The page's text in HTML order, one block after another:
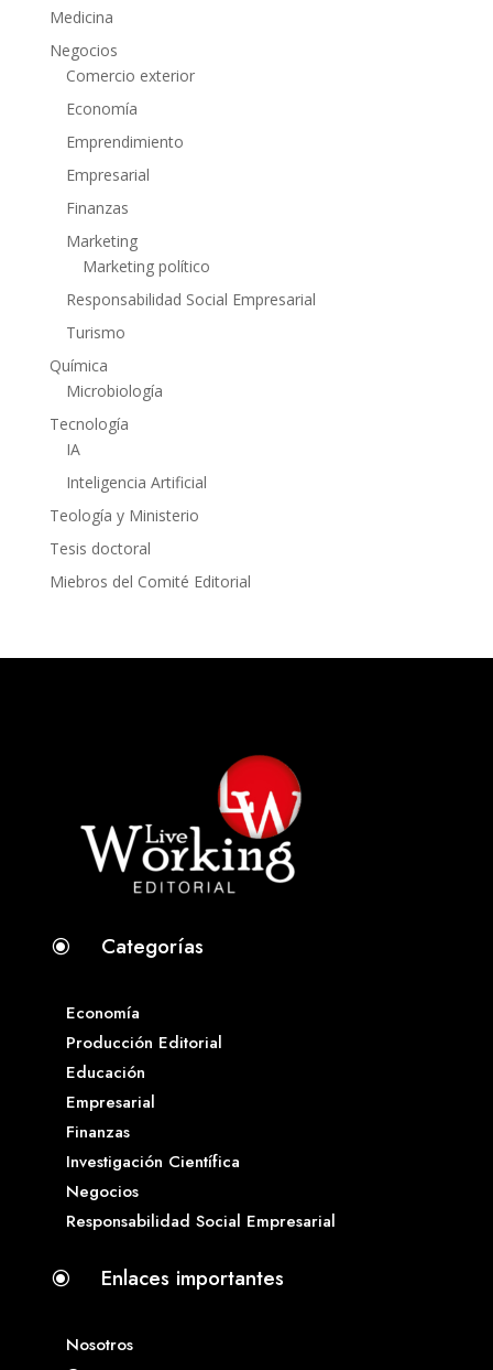
Medicina
Negocios
Comercio exterior
Economía
Emprendimiento
Empresarial
Finanzas
Marketing
Marketing político
Responsabilidad Social Empresarial
Turismo
Química
Microbiología
Tecnología
IA
Inteligencia Artificial
Teología y Ministerio
Tesis doctoral
Miebros del Comité Editorial
\ Categorías
Economía
Producción Editorial
Educación
Empresarial
Finanzas
Investigación Científica
Negocios
Responsabilidad Social Empresarial
\ Enlaces importantes
Nosotros